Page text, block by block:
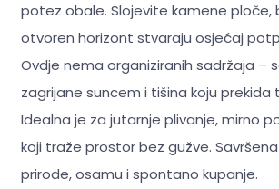
potez obale. Slojevite kamene ploče,
otvoren horizont stvaraju osjećaj
Ovdje nema organiziranih sadržaja –
zagrijane suncem i tišina koju prekida
Idealna je za jutarnje plivanje, mirno
koji traže prostor bez gužve.
prirode, osamu i spontano kupanje.